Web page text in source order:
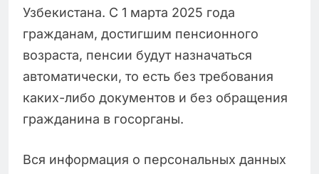
Узбекистана. С 1 марта 2025 года
гражданам, достигшим пенсионного
возраста, пенсии будут назначаться
автоматически, то есть без требования
каких-либо документов и без обращения
гражданина в госорганы.
Вся информация о персональных данных